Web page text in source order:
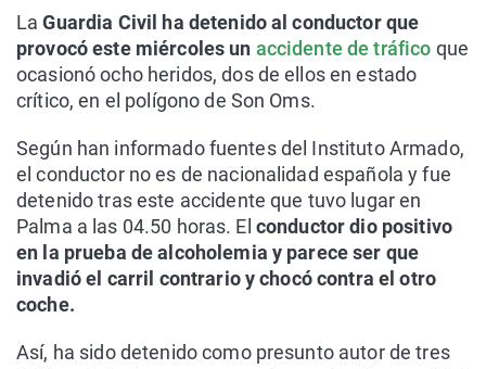
LaGuardia Civil ha detenido al conductor que
provocó este miércoles un accidente de tráfico que
ocasionó ocho heridos, dos de ellos en estado
crítico, en el polígono de Son Oms.
Según han informado fuentes del Instituto Armado,
el conductor no es de nacionalidad española y fue
detenido tras este accidente que tuvo lugar en
Palma a las 04.50 horas. El conductor dio positivo
en la prueba de alcoholemia y parece ser que
invadió el carril contrario y chocó contra el otro
coche.
Así, ha sido detenido como presunto autor de tres